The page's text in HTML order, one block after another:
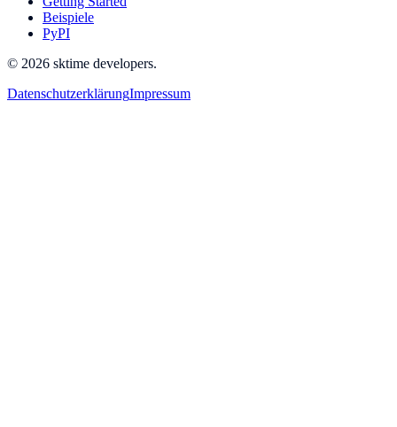
Beispiele
PyPI
© 2026 sktime developers.
DatenschutzerklärungImpressum